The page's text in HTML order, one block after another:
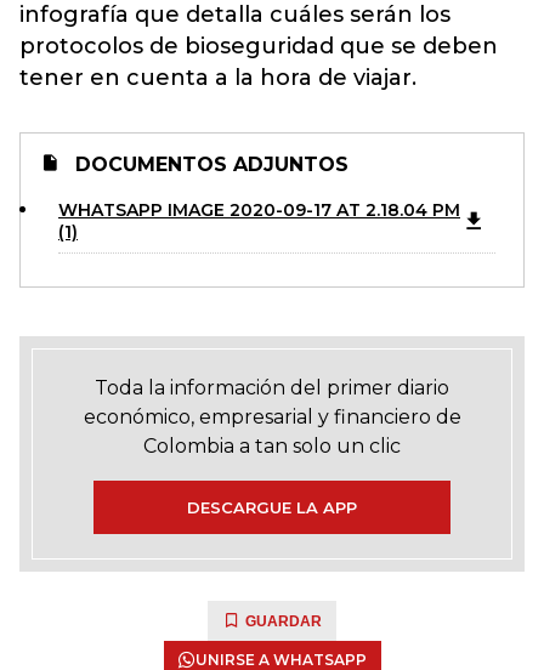
infografía que detalla cuáles serán los
protocolos de bioseguridad que se deben
tener en cuenta a la hora de viajar.
DOCUMENTOS ADJUNTOS
WHATSAPP IMAGE 2020-09-17 AT 2.18.04 PM
(1)
Toda la información del primer diario
económico, empresarial y financiero de
Colombia a tan solo un clic
DESCARGUE LA APP
GUARDAR
UNIRSE A WHATSAPP